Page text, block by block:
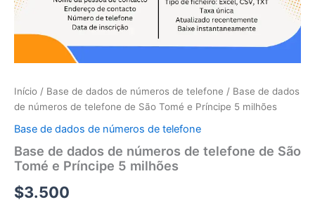
Início / Base de dados de números de telefone / Base de dados
de números de telefone de São Tomé e Príncipe 5 milhões
Base de dados de números de telefone
Base de dados de números de telefone de São
Tomé e Príncipe 5 milhões
$3.500
telefone
São
e
5
milhões